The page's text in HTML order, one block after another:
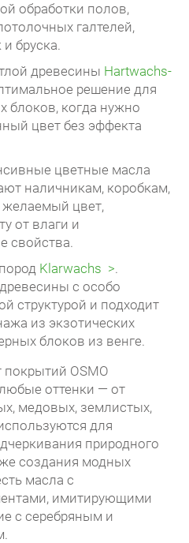
обработки полов,
галтелей,
бруска.
древесины Hartwachs-
решение для
блоков, когда нужно
цвет без эффекта
цветные масла
наличникам, коробкам,
желаемый цвет,
от влаги и
свойства.
Klarwachs
.
с особо
структурой и подходит
из экзотических
блоков из венге.
OSMO
оттенки — от
медовых, землистых,
для
природного
создания модных
масла с
имитирующими
с серебряным и